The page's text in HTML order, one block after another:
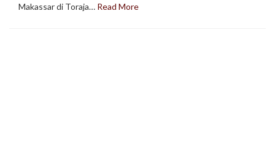
Makassar di Toraja… Read More